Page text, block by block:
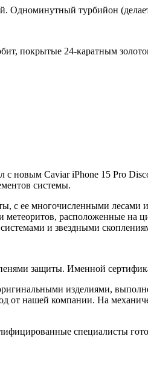
турбийон
покрытые 24-каратным
новым Caviar iPhone 15 Pro
системы.
с ее многочисленными
расположенные на
и звездными
защиты. Именной
изделиями,
от нашей компании. На
специалисты